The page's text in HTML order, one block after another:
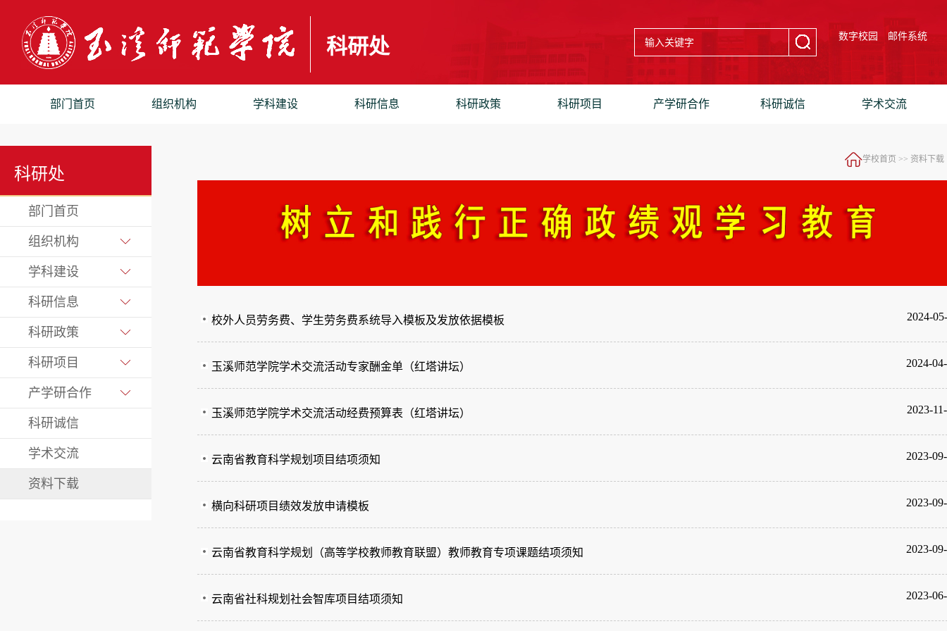
科研处 数字校园 邮件系统
部门首页 组织机构 学科建设 科研信息 科研政策 科研项目 产学研合作 科研诚信 学术交流
科研处
部门首页
组织机构
学科建设
科研信息
科研政策
科研项目
产学研合作
科研诚信
学术交流
资料下载
学校首页 >> 资料下载
校外人员劳务费、学生劳务费系统导入模板及发放依据模板 2024-
玉溪师范学院学术交流活动专家酬金单（红塔讲坛） 2024-
玉溪师范学院学术交流活动经费预算表（红塔讲坛） 2023-
云南省教育科学规划项目结项须知 2023-
横向科研项目绩效发放申请模板 2023-
云南省教育科学规划（高等学校教师教育联盟）教师教育专项课题结项须知 2023-
云南省社科规划社会智库项目结项须知 2023-